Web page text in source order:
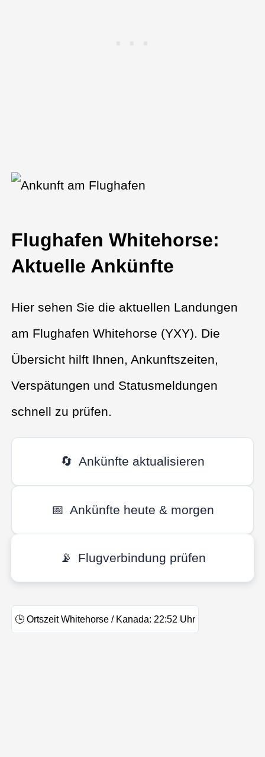
Flughafen Whitehorse:
Aktuelle Ankünfte
Hier sehen Sie die aktuellen Landungen
am Flughafen Whitehorse (YXY). Die
Übersicht hilft Ihnen, Ankunftszeiten,
Verspätungen und Statusmeldungen
schnell zu prüfen.
🔄 Ankünfte aktualisieren
📅 Ankünfte heute & morgen
📡 Flugverbindung prüfen
🕒 Ortszeit Whitehorse / Kanada: 22:52 Uhr